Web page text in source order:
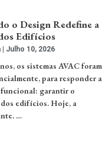
o Design Redefine a
Edifícios
Julho 10, 2026
os sistemas AVAC foram
para responder a
funcional: garantir o
edifícios. Hoje, a
…